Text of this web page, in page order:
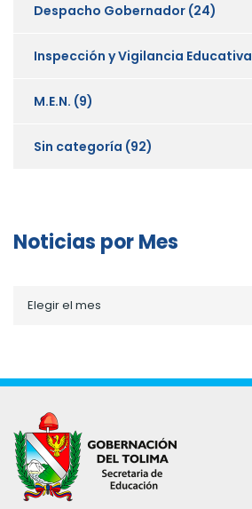
Despacho Gobernador (24)
Inspección y Vigilancia Educativa
M.E.N. (9)
Sin categoría (92)
Noticias por Mes
porElegir el mes